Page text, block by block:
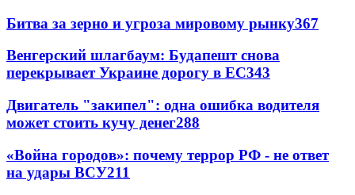
Битва за зерно и угроза мировому рынку367
Венгерский шлагбаум: Будапешт снова
перекрывает Украине дорогу в ЕС343
Двигатель "закипел": одна ошибка водителя
может стоить кучу денег288
«Война городов»: почему террор РФ - не ответ
на удары ВСУ211